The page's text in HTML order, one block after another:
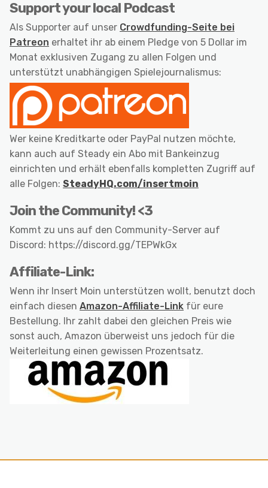
Support your local Podcast
Als Supporter auf unser Crowdfunding-Seite bei
Patreon erhaltet ihr ab einem Pledge von 5 Dollar im
Monat exklusiven Zugang zu allen Folgen und
unterstützt unabhängigen Spielejournalismus:
Wer keine Kreditkarte oder PayPal nutzen möchte,
kann auch auf Steady ein Abo mit Bankeinzug
einrichten und erhält ebenfalls kompletten Zugriff auf
alle Folgen: SteadyHQ.com/insertmoin
Join the Community! <3
Kommt zu uns auf den Community-Server auf
Discord: https://discord.gg/TEPWkGx
Affiliate-Link:
Wenn ihr Insert Moin unterstützen wollt, benutzt doch
einfach diesen Amazon-Affiliate-Link für eure
Bestellung. Ihr zahlt dabei den gleichen Preis wie
sonst auch, Amazon überweist uns jedoch für die
Weiterleitung einen gewissen Prozentsatz.